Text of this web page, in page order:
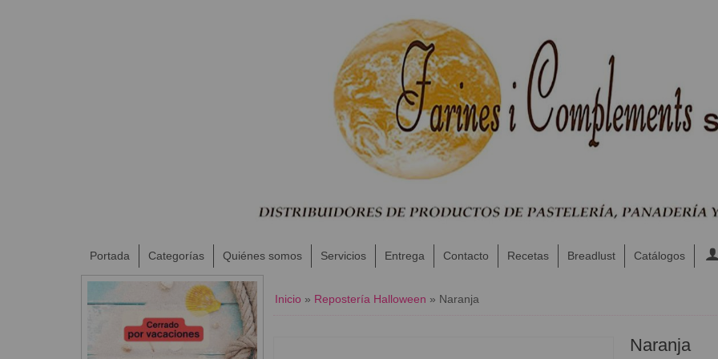
Portada Categorías Quiénes somos Servicios Entrega Contacto Recetas Breadlust Catálogos
Inicio » Repostería Halloween » Naranja
Naranja